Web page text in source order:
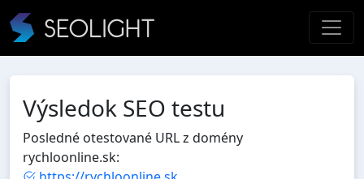
Výsledok SEO testu
Posledné otestované URL z domény
rychloonline.sk: